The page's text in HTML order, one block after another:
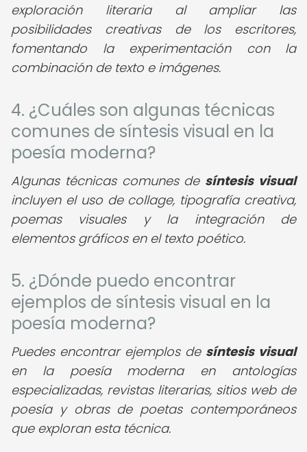
exploración literaria al ampliar las
posibilidades creativas de los escritores,
fomentando la experimentación con la
combinación de texto e imágenes.
4. ¿Cuáles son algunas técnicas
comunes de síntesis visual en la
poesía moderna?
Algunas técnicas comunes de síntesis visual
incluyen el uso de collage, tipografía creativa,
poemas visuales y la integración de
elementos gráficos en el texto poético.
5. ¿Dónde puedo encontrar
ejemplos de síntesis visual en la
poesía moderna?
Puedes encontrar ejemplos de síntesis visual
en la poesía moderna en antologías
especializadas, revistas literarias, sitios web de
poesía y obras de poetas contemporáneos
que exploran esta técnica.